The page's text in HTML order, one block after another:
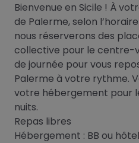
Bienvenue en Sicile ! À
de Palerme, selon
nous réserverons des
collective pour le centre-
de journée pour vous
Palerme à votre rythme.
votre hébergement pour
nuits.
Repas libres
Hébergement : BB ou